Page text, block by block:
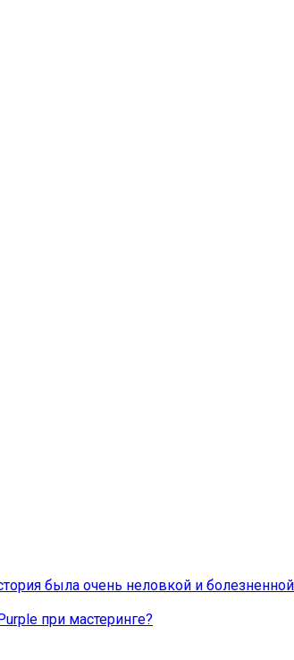
была очень неловкой и
при мастеринге?